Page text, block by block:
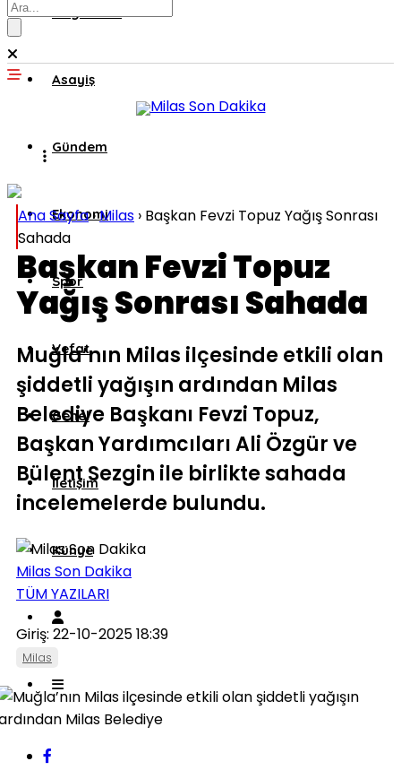
Muğla’dan
Asayiş
Gündem
Ekonomi
Spor
Vefat
Genel
İletişim
Künye
Ana Sayfa›Milas › Başkan Fevzi Topuz Yağış Sonrası
Sahada
Başkan Fevzi Topuz
Yağış Sonrası Sahada
Muğla’nın Milas ilçesinde etkili olan
şiddetli yağışın ardından Milas
Belediye Başkanı Fevzi Topuz,
Başkan Yardımcıları Ali Özgür ve
Bülent Sezgin ile birlikte sahada
incelemelerde bulundu.
Milas Son Dakika
TÜM YAZILARI
Giriş: 22-10-2025 18:39
Milas